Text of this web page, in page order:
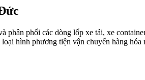
phối các dòng lốp xe tải, xe
hình phương tiện vận chuyển hàng hóa